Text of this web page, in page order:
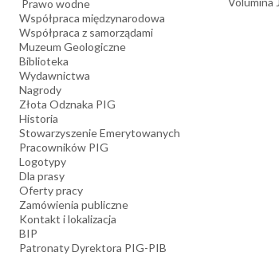
Prawo wodne
Współpraca międzynarodowa
Współpraca z samorządami
Muzeum Geologiczne
Biblioteka
Wydawnictwa
Nagrody
Złota Odznaka PIG
Historia
Stowarzyszenie Emerytowanych
Pracowników PIG
Logotypy
Dla prasy
Oferty pracy
Zamówienia publiczne
Kontakt i lokalizacja
BIP
Patronaty Dyrektora PIG-PIB